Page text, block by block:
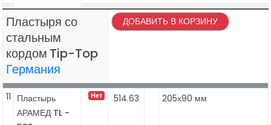
Пластыря со
стальным
кордом Tip-Top
Германия
ДОБАВИТЬ В КОРЗИНУ
11 Пластырь
АРАМЕД TL -
Нет 514.63 205х90 мм